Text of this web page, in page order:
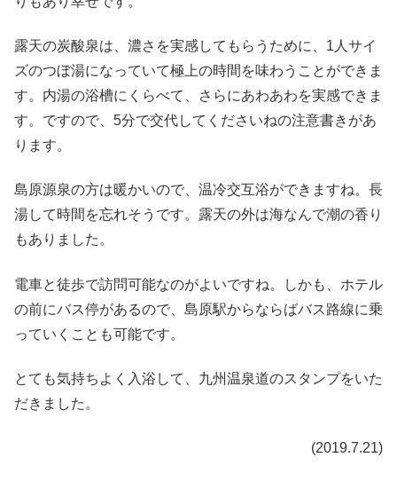
露天の炭酸泉は、濃さを実感してもらうために、1人サイ
ズのつぼ湯になっていて極上の時間を味わうことができま
す。内湯の浴槽にくらべて、さらにあわあわを実感できま
す。ですので、5分で交代してくださいねの注意書きがあ
ります。
島原源泉の方は暖かいので、温冷交互浴ができますね。長
湯して時間を忘れそうです。露天の外は海なんで潮の香り
もありました。
電車と徒歩で訪問可能なのがよいですね。しかも、ホテル
の前にバス停があるので、島原駅からならばバス路線に乗
っていくことも可能です。
とても気持ちよく入浴して、九州温泉道のスタンプをいた
だきました。
(2019.7.21)